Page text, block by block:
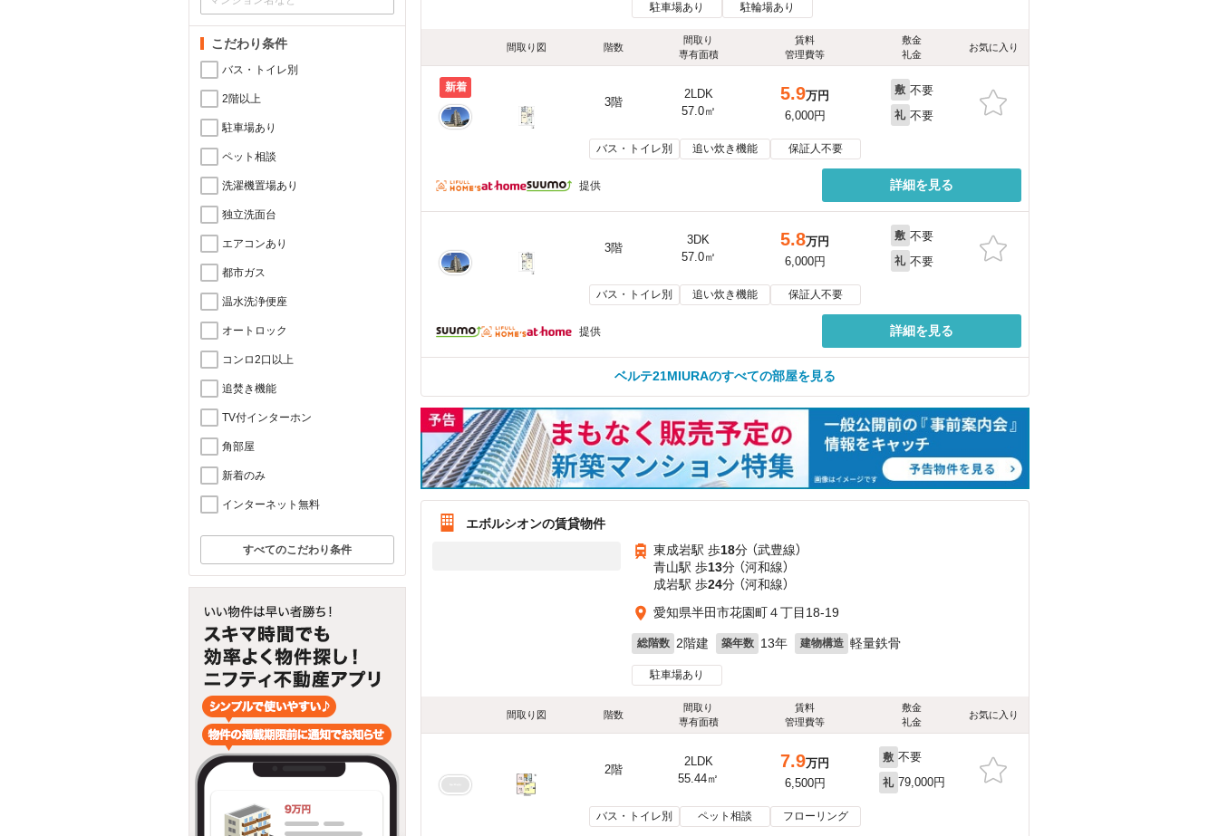
こだわり条件
バス・トイレ別
2階以上
駐車場あり
ペット相談
洗濯機置場あり
独立洗面台
エアコンあり
都市ガス
温水洗浄便座
オートロック
コンロ2口以上
追焚き機能
TV付インターホン
角部屋
新着のみ
インターネット無料
すべてのこだわり条件
駐車場あり 駐輪場あり
間取り図 階数
間取り
専有面積
賃料
管理費等
敷金
礼金
お気に入り
新着
3階
2LDK
57.0㎡
5.9万円
6,000円
敷 不要
礼 不要
バス・トイレ別 追い炊き機能 保証人不要
提供 詳細を見る
3階
3DK
57.0㎡
5.8万円
6,000円
敷 不要
礼 不要
バス・トイレ別 追い炊き機能 保証人不要
提供 詳細を見る
ベルテ21MIURAのすべての部屋を見る
エボルシオンの賃貸物件
東成岩駅 歩18分 （武豊線）
青山駅 歩13分 （河和線）
成岩駅 歩24分 （河和線）
愛知県半田市花園町４丁目18-19
総階数 2階建 築年数 13年 建物構造 軽量鉄骨
駐車場あり
間取り図 階数
間取り
専有面積
賃料
管理費等
敷金
礼金
お気に入り
2階
2LDK
55.44㎡
7.9万円
6,500円
敷 不要
礼 79,000円
バス・トイレ別 ペット相談 フローリング